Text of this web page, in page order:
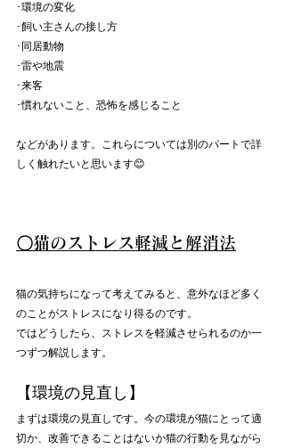
･環境の変化
･飼い主さんの接し方
･同居動物
･雷や地震
･来客
･慣れないこと、恐怖を感じること
などがあります。これらについては別のパートで詳
しく触れたいと思います😊
〇猫のストレス軽減と解消法
猫の気持ちになって考えてみると、意外なほど多く
のことがストレスになり得るのです。
ではどうしたら、ストレスを軽減させられるのか一
つずつ解説します。
【環境の見直し】
まずは環境の見直しです。今の環境が猫にとって適
切か、改善できることはないか猫の行動を見ながら